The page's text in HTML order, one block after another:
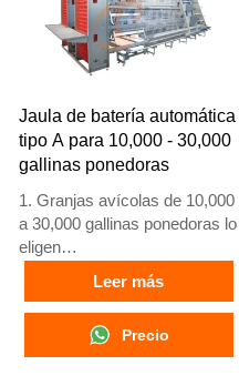
Jaula de batería automática
tipo A para 10,000 - 30,000
gallinas ponedoras
1. Granjas avícolas de 10,000
a 30,000 gallinas ponedoras lo
eligen
2. Gallinas adultas comienzan
a poner huevos a las 16
semanas
3. Su vida útil supera los 25
años
Leer más
Precio